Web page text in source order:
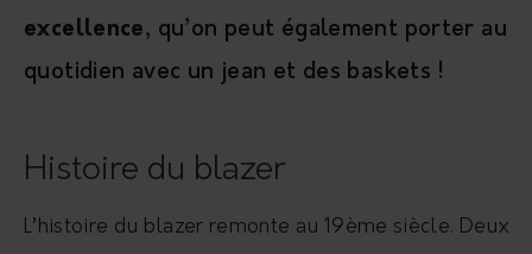
excellence, qu’on peut également porter au
quotidien avec un jean et des baskets !
Histoire du blazer
L’histoire du blazer remonte au 19ème siècle. Deux